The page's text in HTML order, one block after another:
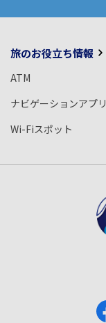
旅のお役立ち情報
ATM
ナビゲーションアプリ
Wi-Fiスポット